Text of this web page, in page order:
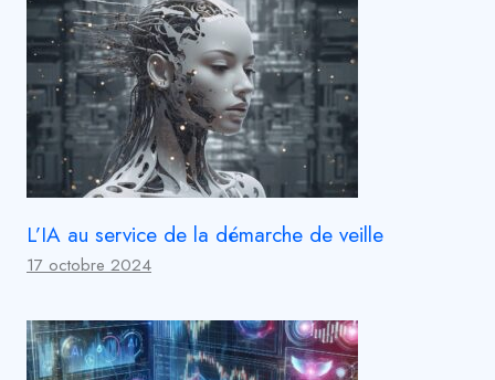
L’IA au service de la démarche de veille
17 octobre 2024